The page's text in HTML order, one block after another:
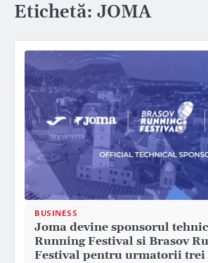
Etichetă: JOMA
BUSINESS
Joma devine sponsorul
Running Festival si Brasov
Festival pentru urmatorii trei